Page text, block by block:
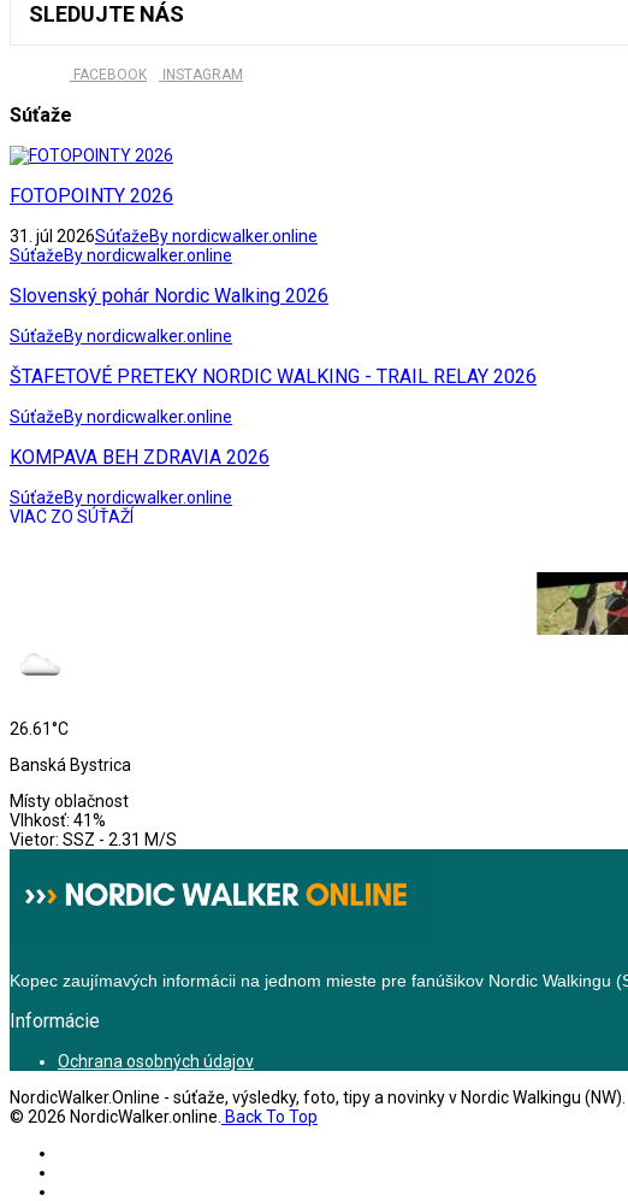
SLEDUJTE NÁS
FACEBOOK INSTAGRAM
Súťaže
FOTOPOINTY 2026
31. júl 2026SúťažeBy nordicwalker.online
SúťažeBy nordicwalker.online
Slovenský pohár Nordic Walking 2026
SúťažeBy nordicwalker.online
ŠTAFETOVÉ PRETEKY NORDIC WALKING - TRAIL RELAY 2026
SúťažeBy nordicwalker.online
KOMPAVA BEH ZDRAVIA 2026
SúťažeBy nordicwalker.online
VIAC ZO SÚŤAŽÍ
26.61°C
Banská Bystrica
Místy oblačnost
Vlhkosť: 41%
Vietor: SSZ - 2.31 M/S
Kopec zaujímavých informácii na jednom mieste pre fanúšikov Nordic Walkingu
Informácie
Ochrana osobných údajov
NordicWalker.Online - súťaže, výsledky, foto, tipy a novinky v Nordic Walkingu (NW).
© 2026 NordicWalker.online. Back To Top